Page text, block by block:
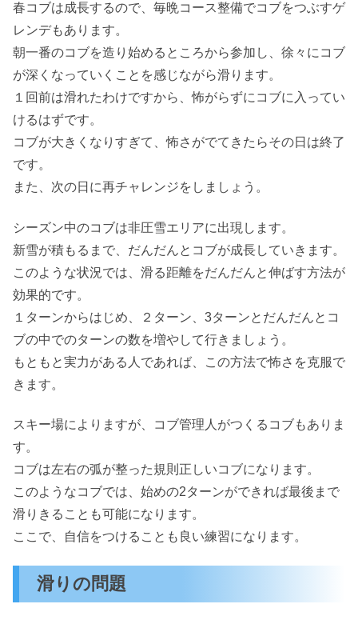
春コブは成長するので、毎晩コース整備でコブをつぶすゲ
レンデもあります。
朝一番のコブを造り始めるところから参加し、徐々にコブ
が深くなっていくことを感じながら滑ります。
１回前は滑れたわけですから、怖がらずにコブに入ってい
けるはずです。
コブが大きくなりすぎて、怖さがでてきたらその日は終了
です。
また、次の日に再チャレンジをしましょう。
シーズン中のコブは非圧雪エリアに出現します。
新雪が積もるまで、だんだんとコブが成長していきます。
このような状況では、滑る距離をだんだんと伸ばす方法が
効果的です。
１ターンからはじめ、２ターン、3ターンとだんだんとコ
ブの中でのターンの数を増やして行きましょう。
もともと実力がある人であれば、この方法で怖さを克服で
きます。
スキー場によりますが、コブ管理人がつくるコブもありま
す。
コブは左右の弧が整った規則正しいコブになります。
このようなコブでは、始めの2ターンができれば最後まで
滑りきることも可能になります。
ここで、自信をつけることも良い練習になります。
滑りの問題